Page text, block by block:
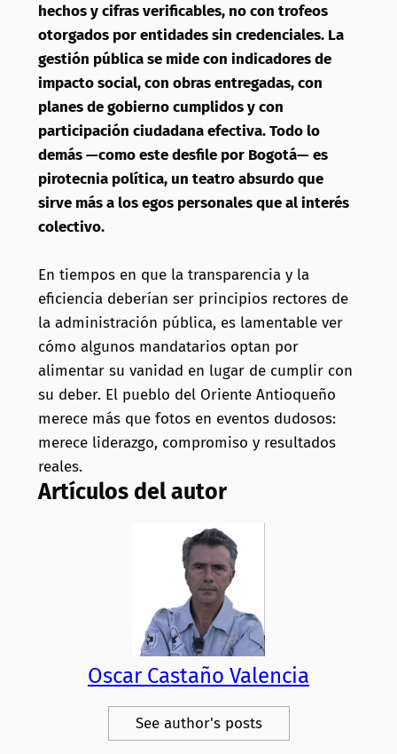
hechos y cifras verificables, no con trofeos
otorgados por entidades sin credenciales. La
gestión pública se mide con indicadores de
impacto social, con obras entregadas, con
planes de gobierno cumplidos y con
participación ciudadana efectiva. Todo lo
demás —como este desfile por Bogotá— es
pirotecnia política, un teatro absurdo que
sirve más a los egos personales que al interés
colectivo.
En tiempos en que la transparencia y la
eficiencia deberían ser principios rectores de
la administración pública, es lamentable ver
cómo algunos mandatarios optan por
alimentar su vanidad en lugar de cumplir con
su deber. El pueblo del Oriente Antioqueño
merece más que fotos en eventos dudosos:
merece liderazgo, compromiso y resultados
reales.
Artículos del autor
Oscar Castaño Valencia
See author's posts